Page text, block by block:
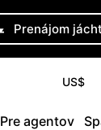
Prenájom jácht
US$
Pre agentov